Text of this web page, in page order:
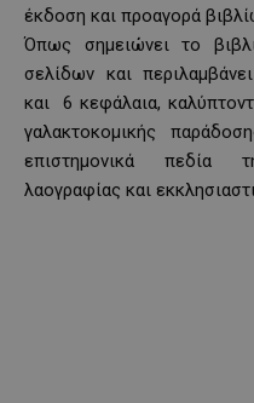
έκδοση και προαγορά
Όπως σημειώνει το
σελίδων και
και 6 κεφάλαια,
γαλακτοκομικής
επιστημονικά πεδία
λαογραφίας και